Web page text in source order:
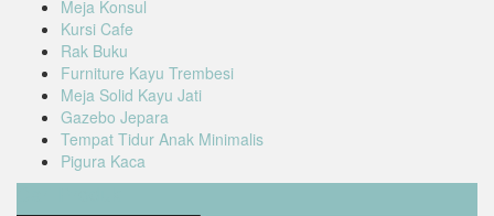
Meja Konsul
Kursi Cafe
Rak Buku
Furniture Kayu Trembesi
Meja Solid Kayu Jati
Gazebo Jepara
Tempat Tidur Anak Minimalis
Pigura Kaca